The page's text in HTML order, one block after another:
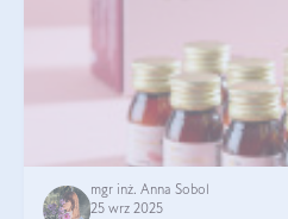
mgr inż. Anna Sobol
25 wrz 2025